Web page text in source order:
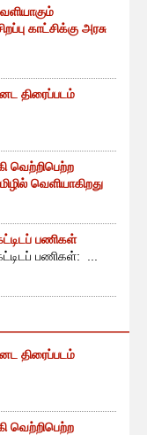
காட்சிக்கு அரசு
திரைப்படம்
வெற்றிபெற்ற
வெளியாகிறது
பணிகள்
பணிகள்: ...
திரைப்படம்
வெற்றிபெற்ற